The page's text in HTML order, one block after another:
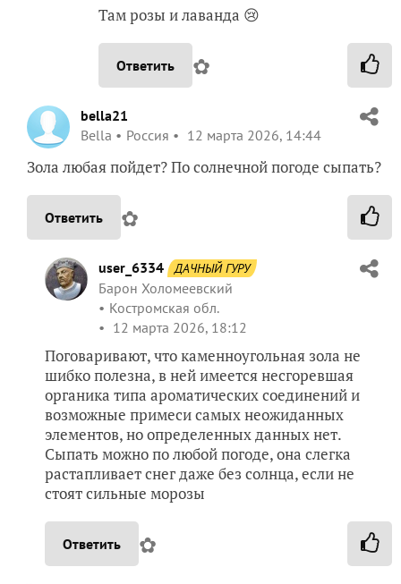
Там розы и лаванда 😢
Ответить ✿
bella21
Bella
Россия 12 марта 2026, 14:44
Зола любая пойдет? По солнечной погоде сыпать?
Ответить ✿
user_6334 ДАЧНЫЙ ГУРУ
Барон Холомеевский
Костромская обл.
12 марта 2026, 18:12
Поговаривают, что каменноугольная зола не
шибко полезна, в ней имеется несгоревшая
органика типа ароматических соединений и
возможные примеси самых неожиданных
элементов, но определенных данных нет.
Сыпать можно по любой погоде, она слегка
растапливает снег даже без солнца, если не
стоят сильные морозы
Ответить ✿